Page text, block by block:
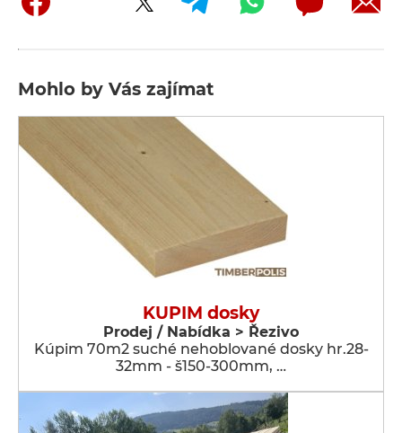
Mohlo by Vás zajímat
KUPIM dosky
Prodej / Nabídka > Řezivo
Kúpim 70m2 suché nehoblované dosky hr.28-
32mm - š150-300mm, …